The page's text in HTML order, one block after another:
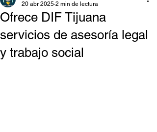
Ofrece DIF Tijuana
servicios de asesoría legal
y trabajo social
20 abr 2025 2 min de lectura